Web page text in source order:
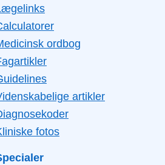
ordbog
artikler
fotos